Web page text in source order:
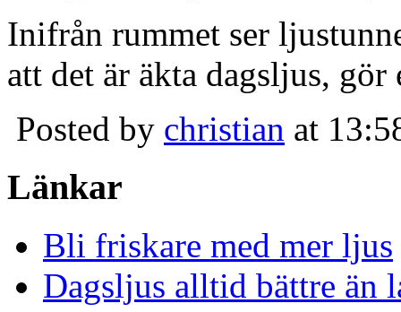
Inifrån rummet ser
att det är äkta dagsljus,
Posted by christian at
Länkar
Bli friskare med mer ljus
Dagsljus alltid bättre än